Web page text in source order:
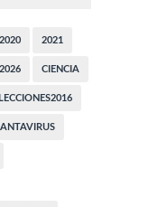
2020 2021
2026 CIENCIA